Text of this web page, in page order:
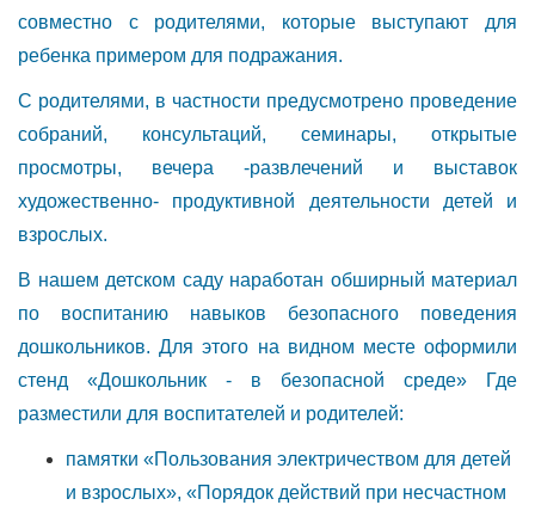
совместно с родителями, которые выступают для
ребенка примером для подражания.
С родителями, в частности предусмотрено проведение
собраний, консультаций, семинары, открытые
просмотры, вечера -развлечений и выставок
художественно- продуктивной деятельности детей и
взрослых.
В нашем детском саду наработан обширный материал
по воспитанию навыков безопасного поведения
дошкольников. Для этого на видном месте оформили
стенд «Дошкольник - в безопасной среде» Где
разместили для воспитателей и родителей:
памятки «Пользования электричеством для детей
и взрослых», «Порядок действий при несчастном